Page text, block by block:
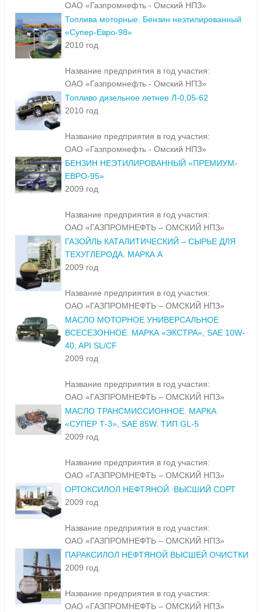
ОАО «Газпромнефть - Омский НПЗ»
Топлива моторные. Бензин неэтилированный
«Супер-Евро-98»
2010 год
Название предприятия в год участия:
ОАО «Газпромнефть - Омский НПЗ»
Топливо дизельное летнее Л-0,05-62
2010 год
Название предприятия в год участия:
ОАО «Газпромнефть - Омский НПЗ»
БЕНЗИН НЕЭТИЛИРОВАННЫЙ «ПРЕМИУМ-
ЕВРО-95»
2009 год
Название предприятия в год участия:
ОАО «ГАЗПРОМНЕФТЬ – ОМСКИЙ НПЗ»
ГАЗОЙЛЬ КАТАЛИТИЧЕСКИЙ – СЫРЬЕ ДЛЯ
ТЕХУГЛЕРОДА. МАРКА А
2009 год
Название предприятия в год участия:
ОАО «ГАЗПРОМНЕФТЬ – ОМСКИЙ НПЗ»
МАСЛО МОТОРНОЕ УНИВЕРСАЛЬНОЕ
ВСЕСЕЗОННОЕ. МАРКА «ЭКСТРА», SAE 10W-
40, API SL/CF
2009 год
Название предприятия в год участия:
ОАО «ГАЗПРОМНЕФТЬ – ОМСКИЙ НПЗ»
МАСЛО ТРАНСМИССИОННОЕ. МАРКА
«СУПЕР Т-3», SAE 85W. ТИП GL-5
2009 год
Название предприятия в год участия:
ОАО «ГАЗПРОМНЕФТЬ – ОМСКИЙ НПЗ»
ОРТОКСИЛОЛ НЕФТЯНОЙ. ВЫСШИЙ СОРТ
2009 год
Название предприятия в год участия:
ОАО «ГАЗПРОМНЕФТЬ – ОМСКИЙ НПЗ»
ПАРАКСИЛОЛ НЕФТЯНОЙ ВЫСШЕЙ ОЧИСТКИ
2009 год
Название предприятия в год участия:
ОАО «ГАЗПРОМНЕФТЬ – ОМСКИЙ НПЗ»